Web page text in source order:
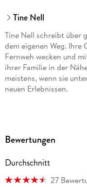
Tine Nell
Tine Nell schreibt über
dem eigenen Weg. Ihre
Fernweh wecken und
ihrer Familie in der
meistens, wenn sie
neuen Erlebnissen.
Bewertungen
Durchschnitt
27